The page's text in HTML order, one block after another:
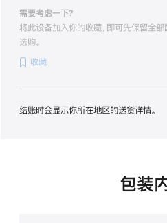
付
需要考虑一下？
将此设备加入你的收藏，即可先保留全
选购。
收藏
结账时会显示你所在地区的送货详情。
包装